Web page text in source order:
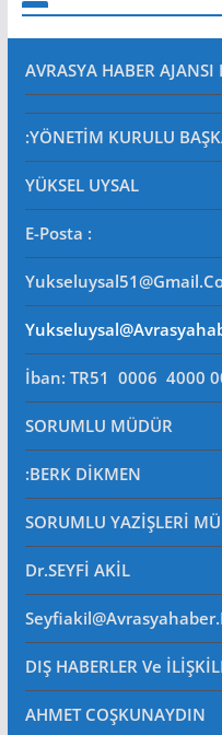
AVRASYA HABER AJANSI
:YÖNETİM KURULU
YÜKSEL UYSAL
E-Posta :
İban: TR51 0006
SORUMLU MÜDÜR
:BERK DİKMEN
SORUMLU YAZİŞLERİ
Dr.SEYFİ AKİL
DIŞ HABERLER Ve
AHMET COŞKUNAYDIN